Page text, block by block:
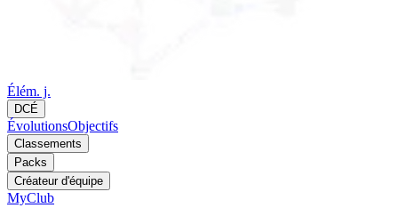
Élém. j.
DCÉ
ÉvolutionsObjectifs
Classements
Packs
Créateur d'équipe
MyClub